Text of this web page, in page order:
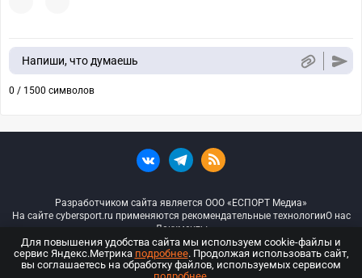
Напиши, что думаешь
0 / 1500 символов
Разработчиком сайта является ООО «ЕСПОРТ Медиа»
На сайте cybersport.ru применяются рекомендательные технологииО нас
Документы
© ООО «Киберспорт.ру» — Все права защищены
Для повышения удобства сайта мы используем cookie-файлы и
сервис Яндекс.Метрика подробнее. Продолжая использовать сайт,
вы соглашаетесь на обработку файлов, используемых сервисом